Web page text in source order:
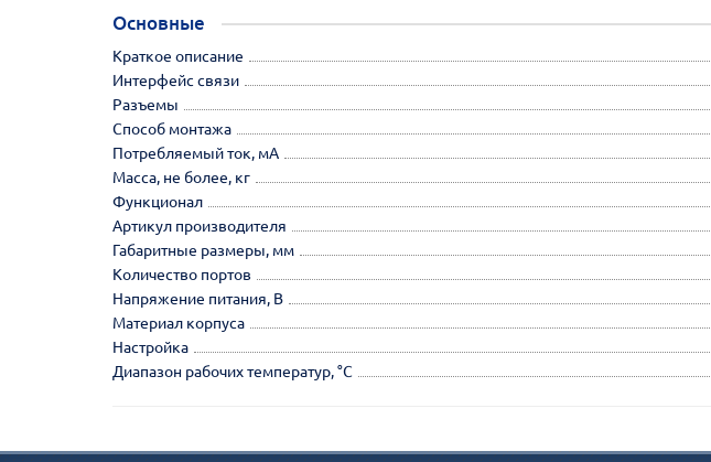
Основные
Краткое описание
Интерфейс связи
Разъемы
Способ монтажа
Потребляемый ток, мА
Масса, не более, кг
Функционал
Артикул производителя
Габаритные размеры, мм
Количество портов
Напряжение питания, В
Материал корпуса
Настройка
Диапазон рабочих температур, °С